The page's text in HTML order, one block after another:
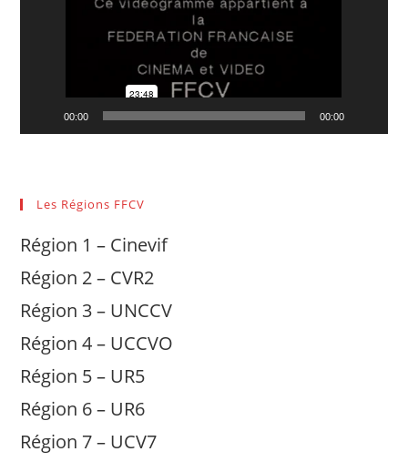
00:00 00:00
Les Régions FFCV
Région 1 – Cinevif
Région 2 – CVR2
Région 3 – UNCCV
Région 4 – UCCVO
Région 5 – UR5
Région 6 – UR6
Région 7 – UCV7